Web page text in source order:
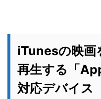
iTunesの映画
再生する「
対応デバイス